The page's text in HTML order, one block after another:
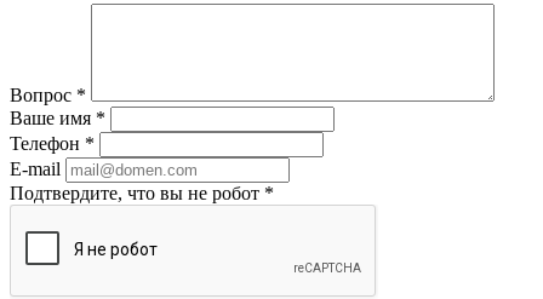
Вопрос *
Ваше имя *
Телефон *
E-mail
Подтвердите, что вы не робот *